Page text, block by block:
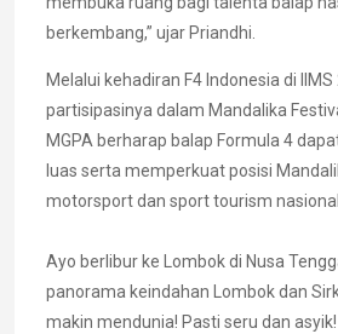
berkembang,” ujar Priandhi.
Melalui kehadiran F4 Indonesia di
partisipasinya dalam Mandalika
MGPA berharap balap Formula 4
luas serta memperkuat posisi
motorsport dan sport tourism
Ayo berlibur ke Lombok di Nusa
panorama keindahan Lombok dan
makin mendunia! Pasti seru dan asyik!